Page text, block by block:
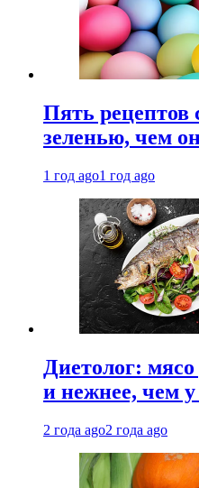
Пять рецептов
зеленью, чем
1 год ago1 год ago
Диетолог:
и нежнее, чем
2 года ago2 года ago